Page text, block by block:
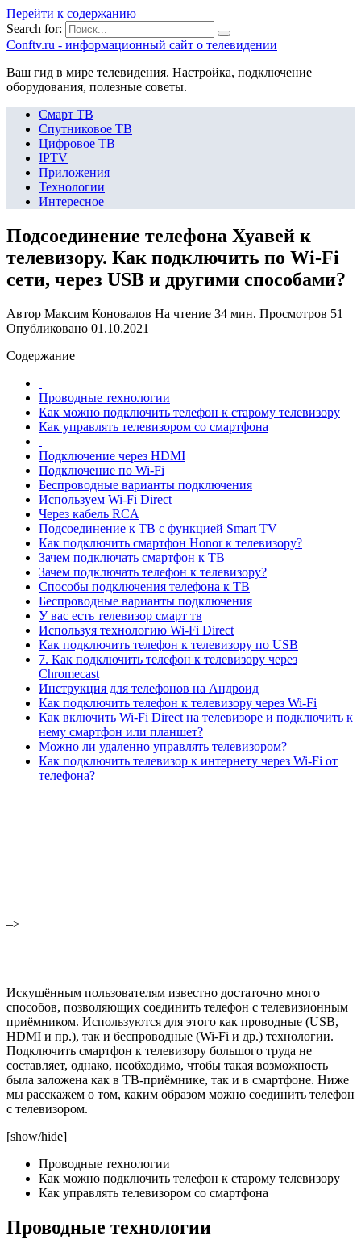
Перейти к содержанию
Search for:
Сonftv.ru - информационный сайт о телевидении
Ваш гид в мире телевидения. Настройка, подключение
оборудования, полезные советы.
Смарт ТВ
Спутниковое ТВ
Цифровое ТВ
IPTV
Приложения
Технологии
Интересное
Подсоединение телефона Хуавей к
телевизору. Как подключить по Wi-Fi
сети, через USB и другими способами?
Автор Максим Коновалов На чтение 34 мин. Просмотров 51
Опубликовано 01.10.2021
Содержание
Проводные технологии
Как можно подключить телефон к старому телевизору
Как управлять телевизором со смартфона
Подключение через HDMI
Подключение по Wi-Fi
Беспроводные варианты подключения
Используем Wi-Fi Direct
Через кабель RCA
Подсоединение к ТВ с функцией Smart TV
Как подключить смартфон Honor к телевизору?
Зачем подключать смартфон к ТВ
Зачем подключать телефон к телевизору?
Способы подключения телефона к ТВ
Беспроводные варианты подключения
У вас есть телевизор смарт тв
Используя технологию Wi-Fi Direct
Как подключить телефон к телевизору по USB
7. Как подключить телефон к телевизору через
Chromecast
Инструкция для телефонов на Андроид
Как подключить телефон к телевизору через Wi-Fi
Как включить Wi-Fi Direct на телевизоре и подключить к
нему смартфон или планшет?
Можно ли удаленно управлять телевизором?
Как подключить телевизор к интернету через Wi-Fi от
телефона?
–>
Искушённым пользователям известно достаточно много
способов, позволяющих соединить телефон с телевизионным
приёмником. Используются для этого как проводные (USB,
HDMI и пр.), так и беспроводные (Wi-Fi и др.) технологии.
Подключить смартфон к телевизору большого труда не
составляет, однако, необходимо, чтобы такая возможность
была заложена как в ТВ-приёмнике, так и в смартфоне. Ниже
мы расскажем о том, каким образом можно соединить телефон
с телевизором.
[show/hide]
Проводные технологии
Как можно подключить телефон к старому телевизору
Как управлять телевизором со смартфона
Проводные технологии